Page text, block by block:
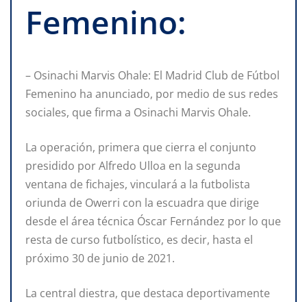
Femenino:
– Osinachi Marvis Ohale: El Madrid Club de Fútbol
Femenino ha anunciado, por medio de sus redes
sociales, que firma a Osinachi Marvis Ohale.
La operación, primera que cierra el conjunto
presidido por Alfredo Ulloa en la segunda
ventana de fichajes, vinculará a la futbolista
oriunda de Owerri con la escuadra que dirige
desde el área técnica Óscar Fernández por lo que
resta de curso futbolístico, es decir, hasta el
próximo 30 de junio de 2021.
La central diestra, que destaca deportivamente